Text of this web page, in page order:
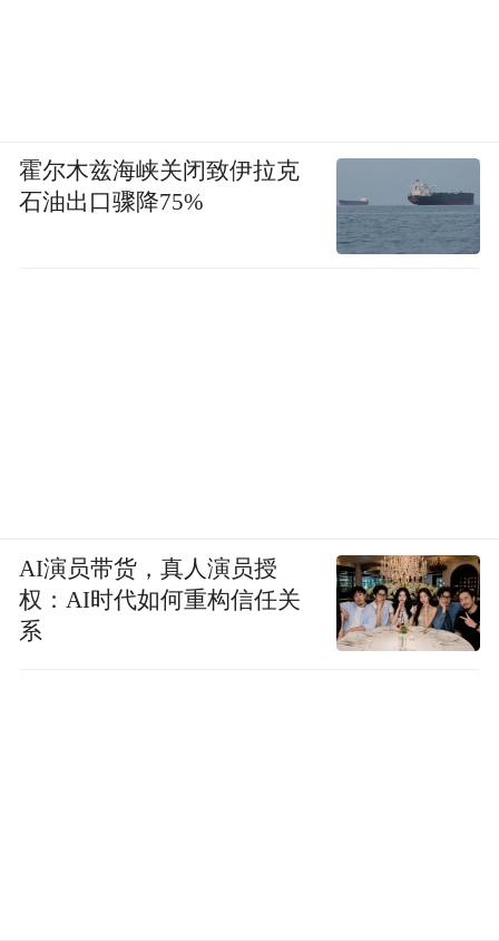
霍尔木兹海峡关闭致伊拉克
石油出口骤降75%
AI演员带货，真人演员授
权：AI时代如何重构信任关
系